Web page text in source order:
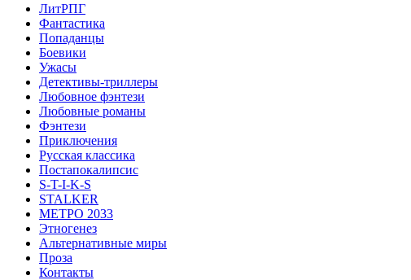
ЛитРПГ
Фантастика
Попаданцы
Боевики
Ужасы
Детективы-триллеры
Любовное фэнтези
Любовные романы
Фэнтези
Приключения
Русская классика
Постапокалипсис
S-T-I-K-S
STALKER
МЕТРО 2033
Этногенез
Альтернативные миры
Проза
Контакты